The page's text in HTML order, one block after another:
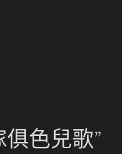
色兒歌”